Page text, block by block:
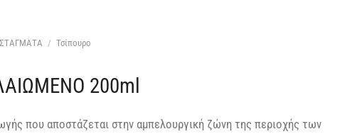
/ Τσίπουρο
200ml
που αποστάζεται στην αμπελουργική ζώνη της περιοχής των